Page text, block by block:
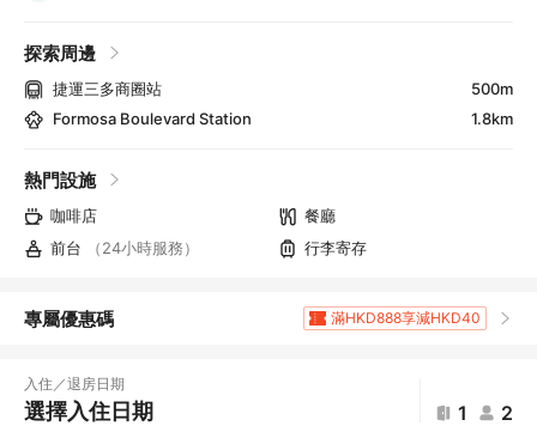
探索周邊
捷運三多商圈站
500m
Formosa Boulevard Station
1.8km
熱門設施
咖啡店
餐廳
前台
（24小時服務） 行李寄存
專屬優惠碼
滿HKD888享減HKD40
滿HKD800享減HKD50
入住／退房日期
選擇入住日期 1 2